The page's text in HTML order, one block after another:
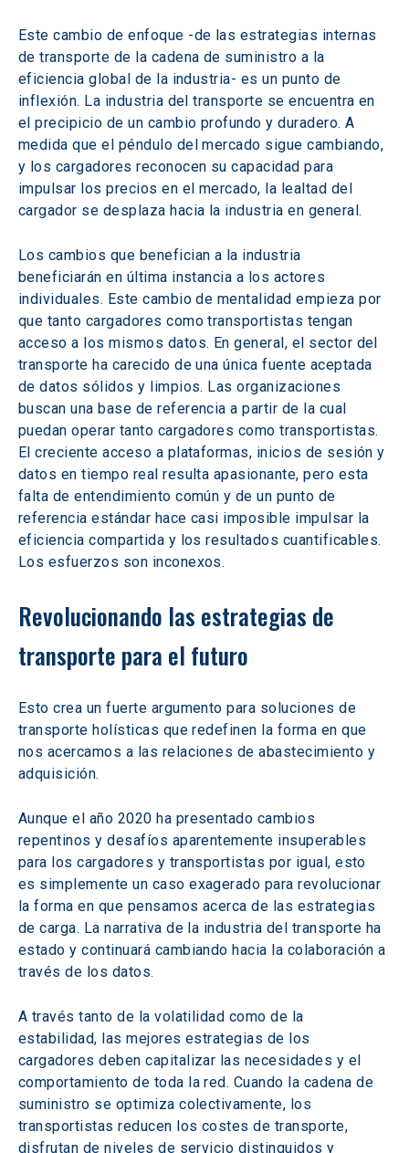
Este cambio de enfoque -de las estrategias internas
de transporte de la cadena de suministro a la
eficiencia global de la industria- es un punto de
inflexión. La industria del transporte se encuentra en
el precipicio de un cambio profundo y duradero. A
medida que el péndulo del mercado sigue cambiando,
y los cargadores reconocen su capacidad para
impulsar los precios en el mercado, la lealtad del
cargador se desplaza hacia la industria en general.
Los cambios que benefician a la industria
beneficiarán en última instancia a los actores
individuales. Este cambio de mentalidad empieza por
que tanto cargadores como transportistas tengan
acceso a los mismos datos. En general, el sector del
transporte ha carecido de una única fuente aceptada
de datos sólidos y limpios. Las organizaciones
buscan una base de referencia a partir de la cual
puedan operar tanto cargadores como transportistas.
El creciente acceso a plataformas, inicios de sesión y
datos en tiempo real resulta apasionante, pero esta
falta de entendimiento común y de un punto de
referencia estándar hace casi imposible impulsar la
eficiencia compartida y los resultados cuantificables.
Los esfuerzos son inconexos.
Revolucionando las estrategias de
transporte para el futuro
Esto crea un fuerte argumento para soluciones de
transporte holísticas que redefinen la forma en que
nos acercamos a las relaciones de abastecimiento y
adquisición.
Aunque el año 2020 ha presentado cambios
repentinos y desafíos aparentemente insuperables
para los cargadores y transportistas por igual, esto
es simplemente un caso exagerado para revolucionar
la forma en que pensamos acerca de las estrategias
de carga. La narrativa de la industria del transporte ha
estado y continuará cambiando hacia la colaboración a
través de los datos.
A través tanto de la volatilidad como de la
estabilidad, las mejores estrategias de los
cargadores deben capitalizar las necesidades y el
comportamiento de toda la red. Cuando la cadena de
suministro se optimiza colectivamente, los
transportistas reducen los costes de transporte,
disfrutan de niveles de servicio distinguidos y